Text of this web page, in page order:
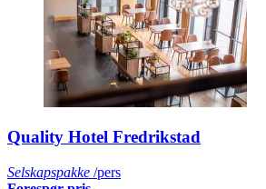
Quality Hotel Fredrikstad
Selskapspakke /pers